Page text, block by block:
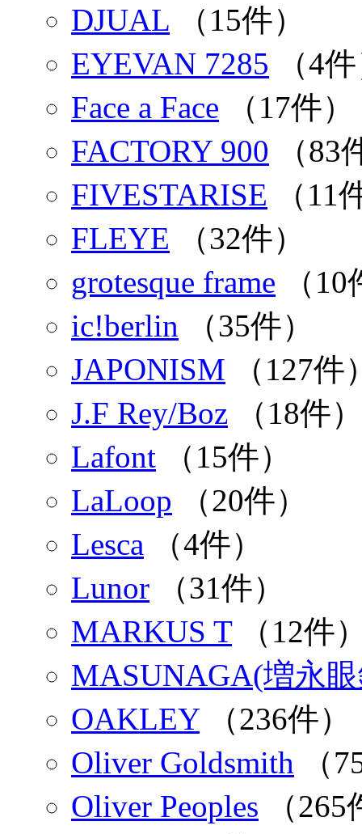
DJUAL （15件）
EYEVAN 7285 （4
Face a Face （17件）
FACTORY 900 （83
FIVESTARISE （11
FLEYE （32件）
grotesque frame （10
ic!berlin （35件）
JAPONISM （127件
J.F Rey/Boz （18件）
Lafont （15件）
LaLoop （20件）
Lesca （4件）
Lunor （31件）
MARKUS T（12件
MASUNAGA(増永
OAKLEY（236件）
Oliver Goldsmith （
Oliver Peoples （265